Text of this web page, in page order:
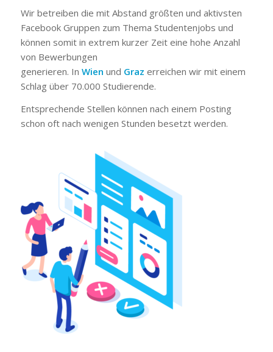
Wir betreiben die mit Abstand größten und aktivsten
Facebook Gruppen zum Thema Studentenjobs und
können somit in extrem kurzer Zeit eine hohe Anzahl
von Bewerbungen
generieren. In Wien und Graz erreichen wir mit einem
Schlag über 70.000 Studierende.
Entsprechende Stellen können nach einem Posting
schon oft nach wenigen Stunden besetzt werden.